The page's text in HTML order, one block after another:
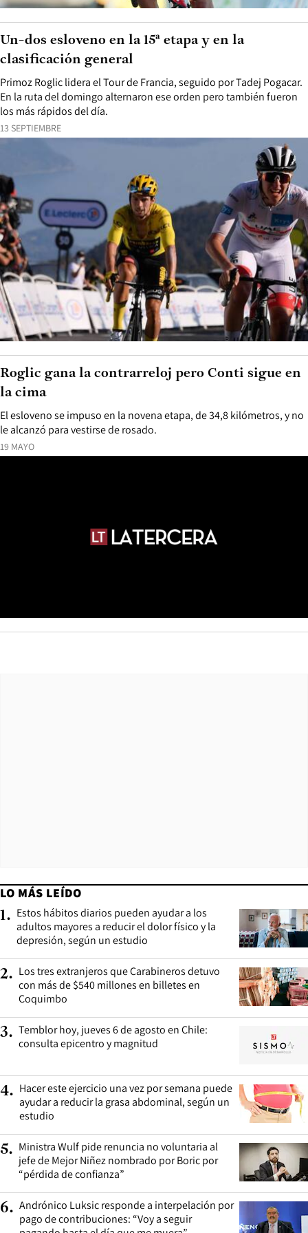
13 SEPTIEMBRE
Primoz Roglic lidera el Tour de Francia, seguido por Tadej Pogacar.
En la ruta del domingo alternaron ese orden pero también fueron
los más rápidos del día.
Un-dos esloveno en la 15ª etapa y en la
clasificación general
19 MAYO
El esloveno se impuso en la novena etapa, de 34,8 kilómetros, y no
le alcanzó para vestirse de rosado.
Roglic gana la contrarreloj pero Conti sigue en
la cima
LO MÁS LEÍDO
1. Estos hábitos diarios pueden ayudar a los
adultos mayores a reducir el dolor físico y la
depresión, según un estudio
2. Los tres extranjeros que Carabineros detuvo
con más de $540 millones en billetes en
Coquimbo
3. Temblor hoy, jueves 6 de agosto en Chile:
consulta epicentro y magnitud
4. Hacer este ejercicio una vez por semana puede
ayudar a reducir la grasa abdominal, según un
estudio
5. Ministra Wulf pide renuncia no voluntaria al
jefe de Mejor Niñez nombrado por Boric por
“pérdida de confianza”
6. Andrónico Luksic responde a interpelación por
pago de contribuciones: “Voy a seguir